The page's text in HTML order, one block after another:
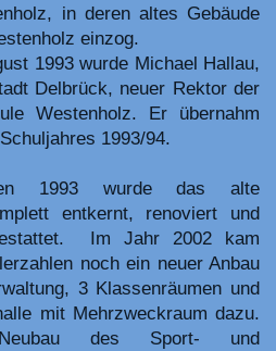
in deren altes Gebäude
einzog.
1993 wurde Michael Hallau,
Delbrück, neuer Rektor der
Westenholz. Er übernahm
1993/94.
1993 wurde das alte
entkernt, renoviert und
Im Jahr 2002 kam
noch ein neuer Anbau
3 Klassenräumen und
mit Mehrzweckraum dazu.
des Sport- und